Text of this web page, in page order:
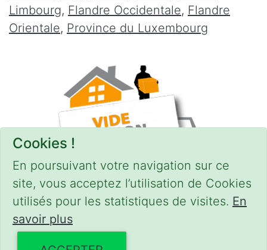
Cookies !
En poursuivant votre navigation sur ce
site, vous acceptez l’utilisation de Cookies
utilisés pour les statistiques de visites. En
savoir plus
Limbourg, Flandre Occidentale, Flandre
Orientale, Province du Luxembourg
CONDITIONS-